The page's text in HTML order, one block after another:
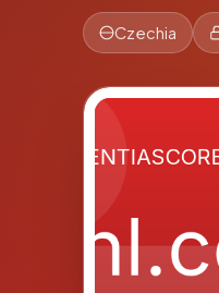
Czechia